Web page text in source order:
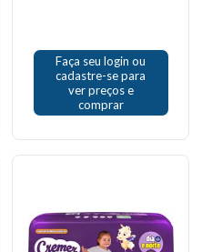
Faça seu login ou
cadastre-se para
ver preços e
comprar